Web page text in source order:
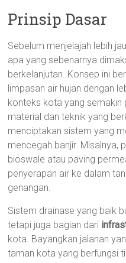
Prinsip Dasar
Sebelum menjelajah lebih
apa yang sebenarnya
berkelanjutan. Konsep ini
limpasan air hujan dengan
konteks kota yang semakin
material dan teknik yang
menciptakan sistem yang
mencegah banjir. Misalnya,
bioswale atau paving
penyerapan air ke dalam
genangan.
Sistem drainase yang baik
tetapi juga bagian dari
kota. Bayangkan jalanan
taman kota yang berfungsi